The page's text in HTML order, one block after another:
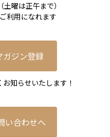
曜は正午まで）
利用になれます
ガジン登録
知らせいたします！
い合わせへ